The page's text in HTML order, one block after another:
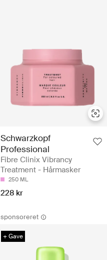
Schwarzkopf
Professional
Fibre Clinix Vibrancy
Treatment - Hårmasker
250 ML
228 kr
sponsoreret
+ Gave